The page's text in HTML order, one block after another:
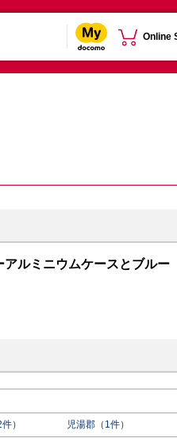
Online
ルミニウムケースとブルー
） 児湯郡（1件）